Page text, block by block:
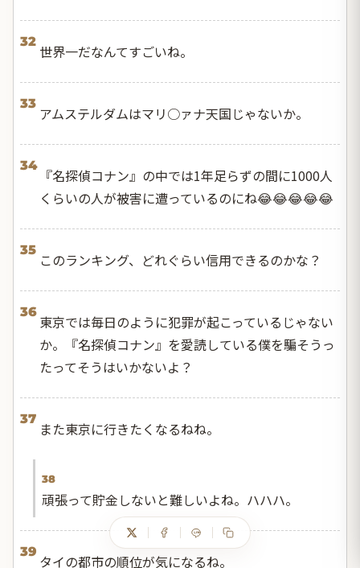
32
世界一だなんてすごいね。
33
アムステルダムはマリ○ァナ天国じゃないか。
34
『名探偵コナン』の中では1年足らずの間に1000人
くらいの人が被害に遭っているのにね😂😂😂😂😂
35
このランキング、どれぐらい信用できるのかな？
36
東京では毎日のように犯罪が起こっているじゃない
か。『名探偵コナン』を愛読している僕を騙そうっ
たってそうはいかないよ？
37
また東京に行きたくなるねね。
38
頑張って貯金しないと難しいよね。ハハハ。
39
タイの都市の順位が気になるね。